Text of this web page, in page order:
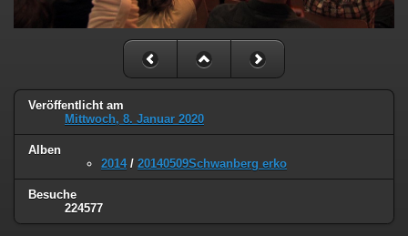
Veröffentlicht am
Mittwoch, 8. Januar 2020
Alben
2014/ 20140509Schwanberg erko
Besuche
224577